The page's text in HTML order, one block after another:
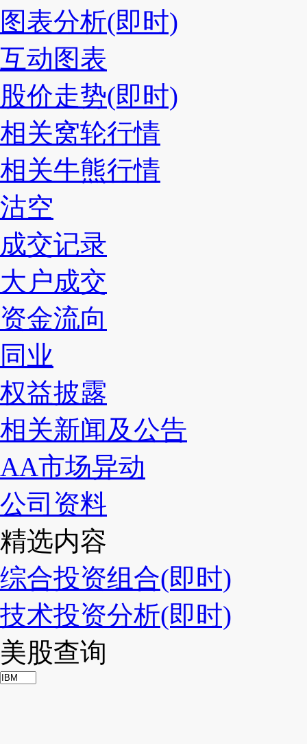
图表分析(即时)
互动图表
股价走势(即时)
相关窝轮行情
相关牛熊行情
沽空
成交记录
大户成交
资金流向
同业
权益披露
相关新闻及公告
AA市场异动
公司资料
精选内容
综合投资组合(即时)
技术投资分析(即时)
美股查询